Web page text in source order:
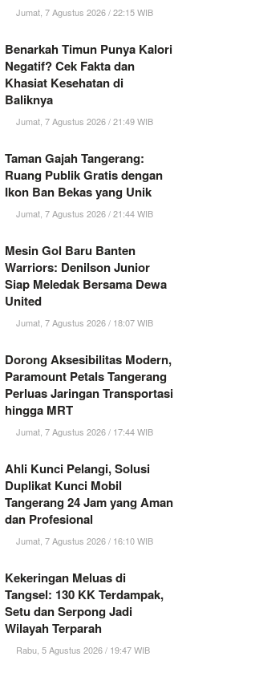
Jumat, 7 Agustus 2026 / 22:15 WIB
Benarkah Timun Punya Kalori
Negatif? Cek Fakta dan
Khasiat Kesehatan di
Baliknya
Jumat, 7 Agustus 2026 / 21:49 WIB
Taman Gajah Tangerang:
Ruang Publik Gratis dengan
Ikon Ban Bekas yang Unik
Jumat, 7 Agustus 2026 / 21:44 WIB
Mesin Gol Baru Banten
Warriors: Denilson Junior
Siap Meledak Bersama Dewa
United
Jumat, 7 Agustus 2026 / 18:07 WIB
Dorong Aksesibilitas Modern,
Paramount Petals Tangerang
Perluas Jaringan Transportasi
hingga MRT
Jumat, 7 Agustus 2026 / 17:44 WIB
Ahli Kunci Pelangi, Solusi
Duplikat Kunci Mobil
Tangerang 24 Jam yang Aman
dan Profesional
Jumat, 7 Agustus 2026 / 16:10 WIB
Kekeringan Meluas di
Tangsel: 130 KK Terdampak,
Setu dan Serpong Jadi
Wilayah Terparah
Rabu, 5 Agustus 2026 / 19:47 WIB